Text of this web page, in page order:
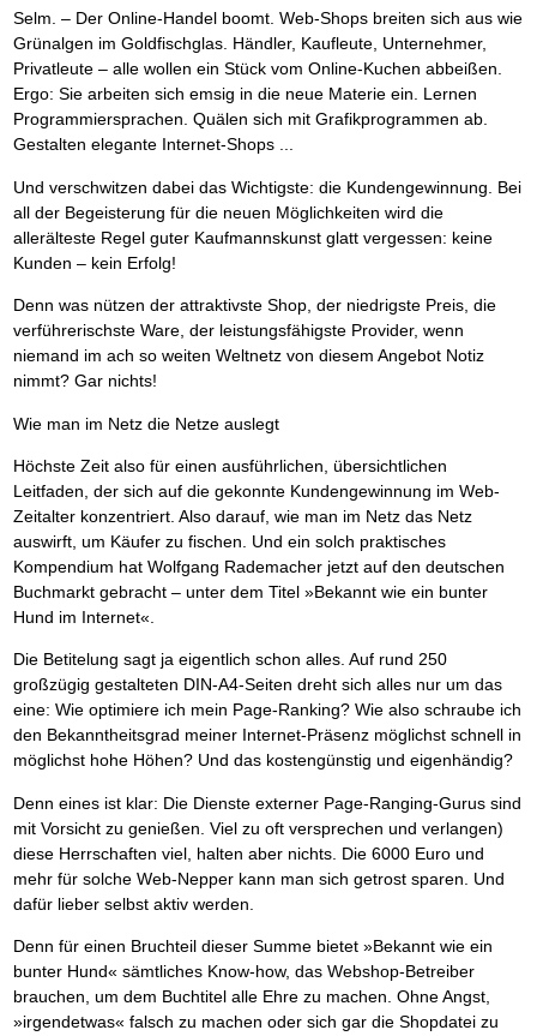
Der Finanzmanager NEU
Behalten Sie den Überblick
Nützliche Problemlösungen
Vermögenssicherung durch GbR-Vertrag NEU
Schutzwall für Hab und Gut
GbR-Vertrag mit beschränkter Haftung BESTSELLER
GbR als Einzelperson gründen
Sich rechtlich einrichten BRANDNEU
Stiftung gründen und profitabel vermarkten BRANDNEU
Gründen Sie Ihre Stiftung
Mental Force
Entfalten Sie Ihre geistigen Kräfte
Mental Force - Hörbuch
Nutze Deine geistigen Waffen
Das Kapital Ihrer geistigen Möglichkeiten
Schlüssel des Erfolgs
Methoden der Lebenstechnik
Hilf Dir selbst, hilft Dir Gott TIPP
Immer den Geist zum TUN begeistern
Die Feuerkraft
Holen Sie Erfolg in Ihr Leben
Mit System zum Erfolg GEHEIMTIPP
Starten Sie endlich durch
Die Macht des Schuldners (Hörbuch) TIPP
Jetzt neu für Unterwegs
Der SchuldenkalkulatorNEU
Weg mit Ihren Schulden - per Mausklick
Mach Pleite und starte durch TIPP
Der sichere Weg aus der wirtschaftlichen Pleite
Schutzwall für Hab und Gut
Schach dem Gerichtsvollzieher
Weiße Weste durch Umzug
Das Meldesystem clever nutzen
Die Betablocker InsolvenzNEU
Insolvenzantrag abwehren
Finanzielle Freiheit trotz InsolvenzTIPP
Bestens informiert sein
Schnell und kompakt
Schach der SCHUFA FRISCH EINGETROFFEN
Schnell eine saubere SCHUFA
Das richtige Post-Know-How NEUERSCHEINUNG
Ihren Zeitgewinn maximieren
GbR-Vertrag mit beschränkter Haftung BRANDNEU
Kaufe doch Deine Schulden BRANDNEU
Die geniale Lösung zum schnellen Schuldenabbau
Der Weg zur finanziellen Freiheit
Federleicht lebendig schreiben
Ohne Probleme clever Texten und Schreiben
Zeit & Kommunikationsgewinn
Mittel gegen Titel EMPFEHLUNG
Sichern Sie Einkommen und Vermögenswerte 100%-tig ab
Bekannt wie ein bunter Hund im Internet
Vom Gedanken zum Bestseller
Selm. – Der Online-Handel boomt. Web-Shops breiten sich aus wie
Grünalgen im Goldfischglas. Händler, Kaufleute, Unternehmer,
Privatleute – alle wollen ein Stück vom Online-Kuchen abbeißen.
Ergo: Sie arbeiten sich emsig in die neue Materie ein. Lernen
Programmiersprachen. Quälen sich mit Grafikprogrammen ab.
Gestalten elegante Internet-Shops ...
Und verschwitzen dabei das Wichtigste: die Kundengewinnung. Bei
all der Begeisterung für die neuen Möglichkeiten wird die
allerälteste Regel guter Kaufmannskunst glatt vergessen: keine
Kunden – kein Erfolg!
Denn was nützen der attraktivste Shop, der niedrigste Preis, die
verführerischste Ware, der leistungsfähigste Provider, wenn
niemand im ach so weiten Weltnetz von diesem Angebot Notiz
nimmt? Gar nichts!
Wie man im Netz die Netze auslegt
Höchste Zeit also für einen ausführlichen, übersichtlichen
Leitfaden, der sich auf die gekonnte Kundengewinnung im Web-
Zeitalter konzentriert. Also darauf, wie man im Netz das Netz
auswirft, um Käufer zu fischen. Und ein solch praktisches
Kompendium hat Wolfgang Rademacher jetzt auf den deutschen
Buchmarkt gebracht – unter dem Titel »Bekannt wie ein bunter
Hund im Internet«.
Die Betitelung sagt ja eigentlich schon alles. Auf rund 250
großzügig gestalteten DIN-A4-Seiten dreht sich alles nur um das
eine: Wie optimiere ich mein Page-Ranking? Wie also schraube ich
den Bekanntheitsgrad meiner Internet-Präsenz möglichst schnell in
möglichst hohe Höhen? Und das kostengünstig und eigenhändig?
Denn eines ist klar: Die Dienste externer Page-Ranging-Gurus sind
mit Vorsicht zu genießen. Viel zu oft versprechen und verlangen)
diese Herrschaften viel, halten aber nichts. Die 6000 Euro und
mehr für solche Web-Nepper kann man sich getrost sparen. Und
dafür lieber selbst aktiv werden.
Denn für einen Bruchteil dieser Summe bietet »Bekannt wie ein
bunter Hund« sämtliches Know-how, das Webshop-Betreiber
brauchen, um dem Buchtitel alle Ehre zu machen. Ohne Angst,
»irgendetwas« falsch zu machen oder sich gar die Shopdatei zu